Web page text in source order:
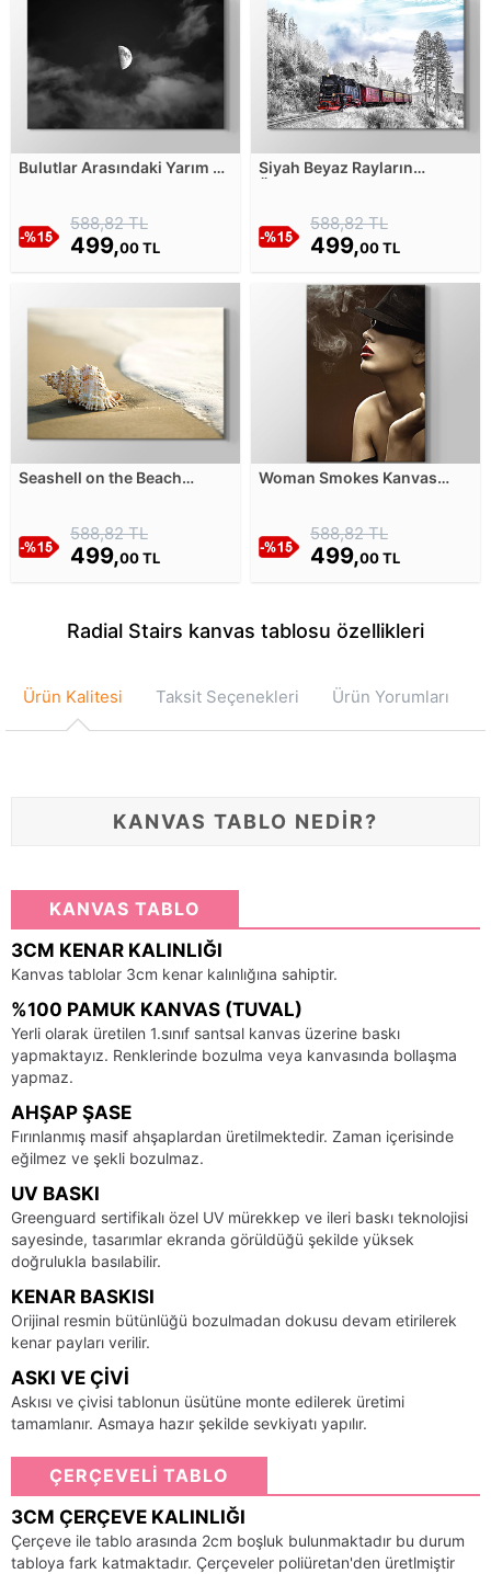
Bulutlar Arasındaki Yarım Ay
588,82 TL
499,00 TL
Siyah Beyaz Rayların
588,82 TL
499,00 TL
Seashell on the Beach
588,82 TL
499,00 TL
Woman Smokes Kanvas
588,82 TL
499,00 TL
Radial Stairs kanvas tablosu özellikleri
Ürün Kalitesi Taksit Seçenekleri Ürün Yorumları
KANVAS TABLO NEDİR?
KANVAS TABLO
3CM KENAR KALINLIĞI
Kanvas tablolar 3cm kenar kalınlığına sahiptir.
%100 PAMUK KANVAS (TUVAL)
Yerli olarak üretilen 1.sınıf santsal kanvas üzerine baskı
yapmaktayız. Renklerinde bozulma veya kanvasında bollaşma
yapmaz.
AHŞAP ŞASE
Fırınlanmış masif ahşaplardan üretilmektedir. Zaman içerisinde
eğilmez ve şekli bozulmaz.
UV BASKI
Greenguard sertifikalı özel UV mürekkep ve ileri baskı teknolojisi
sayesinde, tasarımlar ekranda görüldüğü şekilde yüksek
doğrulukla basılabilir.
KENAR BASKISI
Orijinal resmin bütünlüğü bozulmadan dokusu devam etirilerek
kenar payları verilir.
ASKI VE ÇIVI
Askısı ve çivisi tablonun üsütüne monte edilerek üretimi
tamamlanır. Asmaya hazır şekilde sevkiyatı yapılır.
ÇERÇEVELİ TABLO
3CM ÇERÇEVE KALINLIĞI
Çerçeve ile tablo arasında 2cm boşluk bulunmaktadır bu durum
tabloya fark katmaktadır. Çerçeveler poliüretan'den üretlmiştir